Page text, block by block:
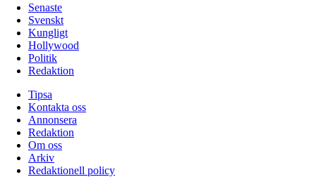
Senaste
Svenskt
Kungligt
Hollywood
Politik
Redaktion
Tipsa
Kontakta oss
Annonsera
Redaktion
Om oss
Arkiv
Redaktionell policy